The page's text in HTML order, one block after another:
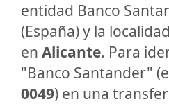
entidad Banco
(España) y la localidad
en Alicante. Para
"Banco Santander"
0049) en una